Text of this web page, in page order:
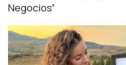
Negocios”